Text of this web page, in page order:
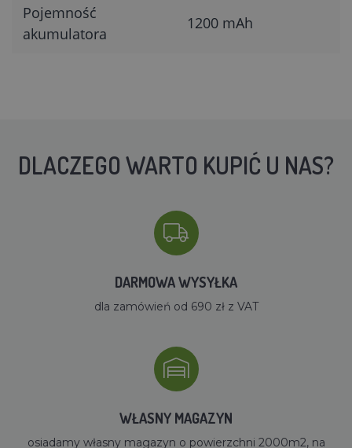
Pojemność
akumulatora
1200 mAh
DLACZEGO WARTO KUPIĆ U NAS?
DARMOWA WYSYŁKA
dla zamówień od 690 zł z VAT
WŁASNY MAGAZYN
osiadamy własny magazyn o powierzchni 2000m2, na